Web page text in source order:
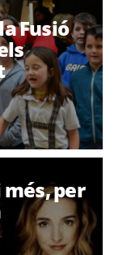
Fusió
per